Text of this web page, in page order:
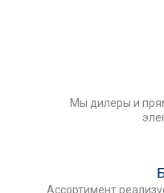
Мы дилеры и
Ассортимент